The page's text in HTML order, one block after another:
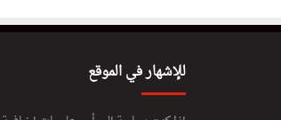
للإشهار في الموقع